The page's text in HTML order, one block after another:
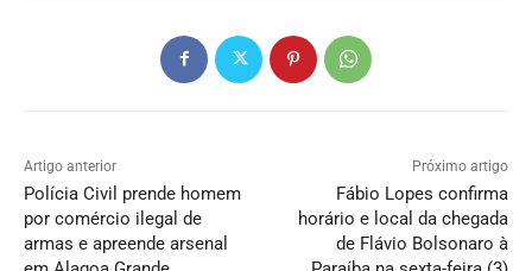
Artigo anterior
Polícia Civil prende homem
por comércio ilegal de
armas e apreende arsenal
Próximo artigo
Fábio Lopes confirma
horário e local da chegada
de Flávio Bolsonaro à